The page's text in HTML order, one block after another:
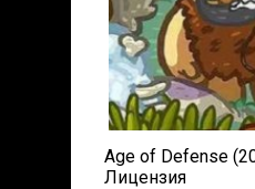
Age of Defense
Лицензия